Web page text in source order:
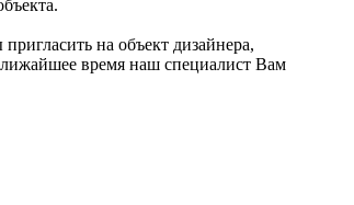
на объект дизайнера,
время наш специалист Вам